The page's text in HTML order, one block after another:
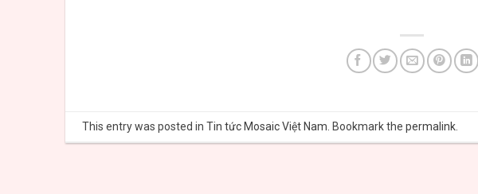
This entry was posted in Tin tức Mosaic Việt Nam . Bookmark the permalink